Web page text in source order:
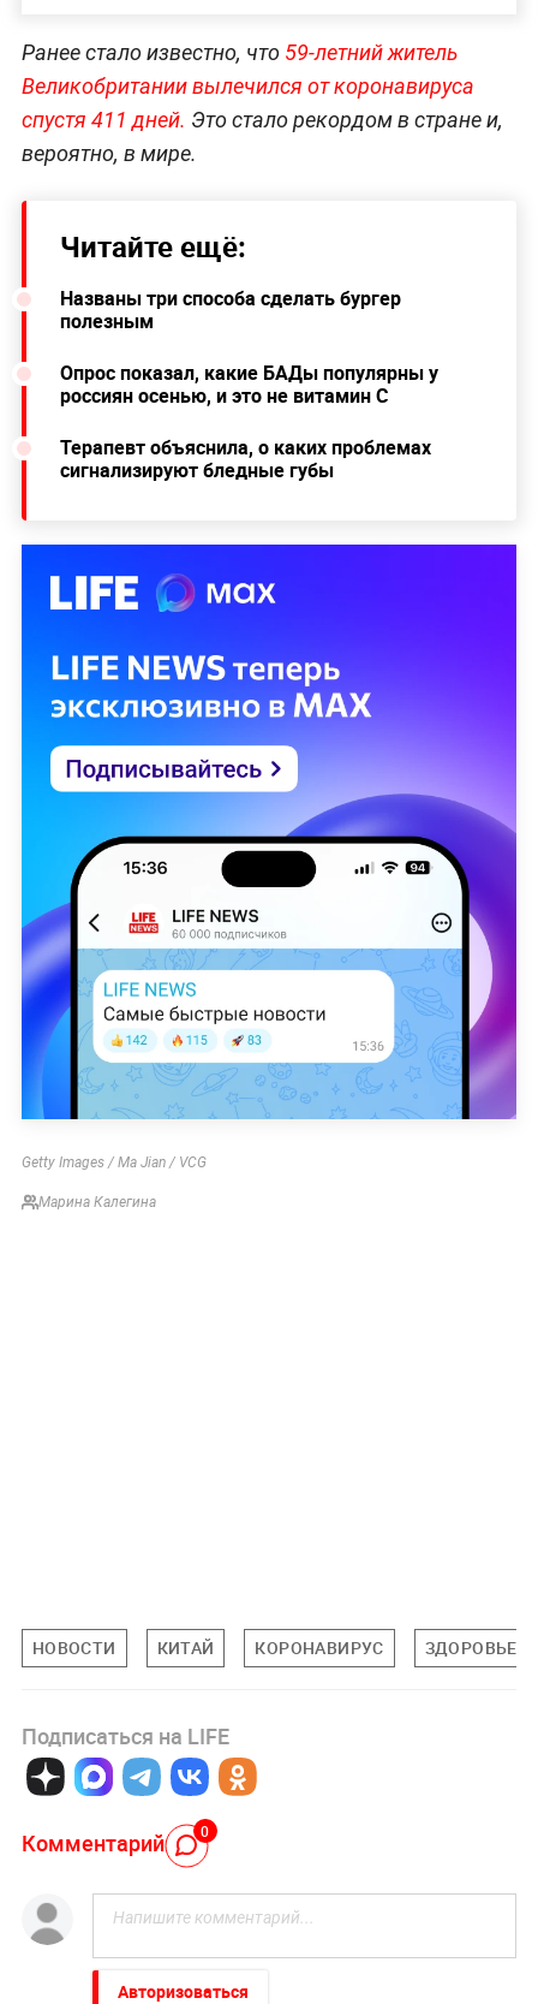
Ранее стало известно, что59-летний житель
Великобритании вылечился от коронавируса
спустя 411 дней. Это стало рекордом в стране и,
вероятно, в мире.
Читайте ещё:
Названы три способа сделать бургер
полезным
Опрос показал, какие БАДы популярны у
россиян осенью, и это не витамин С
Терапевт объяснила, о каких проблемах
сигнализируют бледные губы
Getty Images / Ma Jian / VCG
Марина Калегина
НОВОСТИ КИТАЙ КОРОНАВИРУС ЗДОРОВЬЕ
Подписаться на LIFE
Комментарий 0
Авторизоваться